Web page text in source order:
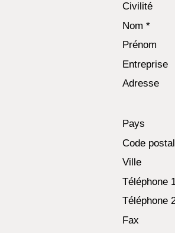
Civilité
Nom *
Prénom
Entreprise
Adresse
Pays
Code postal
Ville
Téléphone
Téléphone
Fax